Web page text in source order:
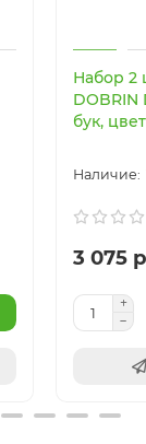
Набор 2
DOBRIN
бук,
3 075